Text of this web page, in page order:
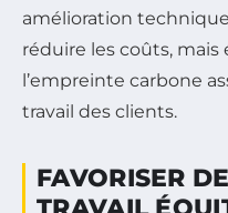
amélioration
réduire les coûts,
l’empreinte carbone
travail des clients.
FAVORISER